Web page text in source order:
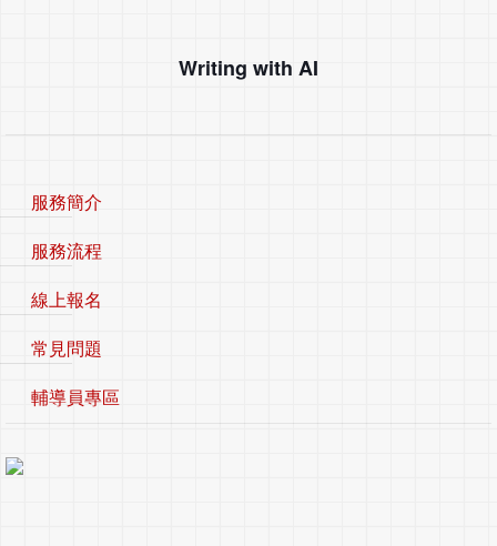
Writing with AI
服務簡介
服務流程
線上報名
常見問題
輔導員專區